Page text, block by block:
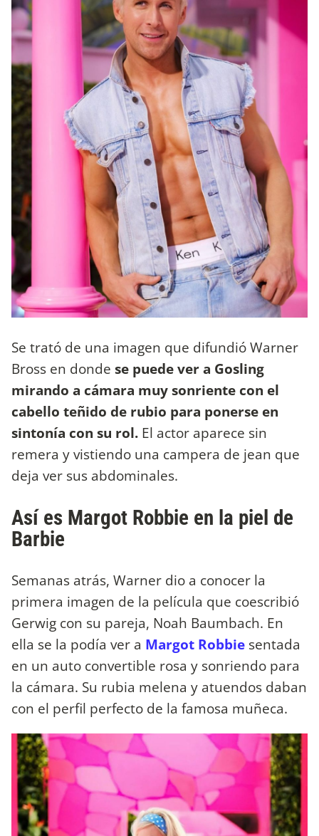
Se trató de una imagen que difundió Warner
Bross en donde se puede ver a Gosling
mirando a cámara muy sonriente con el
cabello teñido de rubio para ponerse en
sintonía con su rol. El actor aparece sin
remera y vistiendo una campera de jean que
deja ver sus abdominales.
Así es Margot Robbie en la piel de
Barbie
Semanas atrás, Warner dio a conocer la
primera imagen de la película que coescribió
Gerwig con su pareja, Noah Baumbach. En
ella se la podía ver a Margot Robbie sentada
en un auto convertible rosa y sonriendo para
la cámara. Su rubia melena y atuendos daban
con el perfil perfecto de la famosa muñeca.